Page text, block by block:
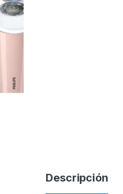
Descripción